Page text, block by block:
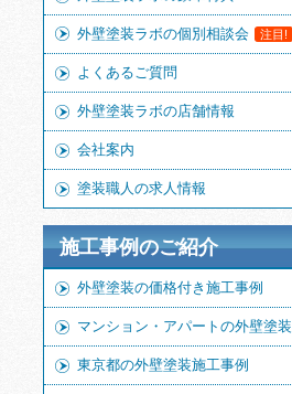
外壁塗装ラボの個別相談会 注目!
よくあるご質問
外壁塗装ラボの店舗情報
会社案内
塗装職人の求人情報
施工事例のご紹介
外壁塗装の価格付き施工事例
マンション・アパートの外壁塗装
東京都の外壁塗装施工事例